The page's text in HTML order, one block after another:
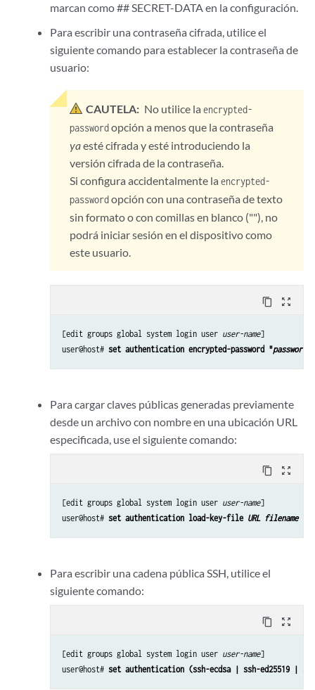
marcan como ## SECRET-DATA en la configuración.
Para escribir una contraseña cifrada, utilice el
siguiente comando para establecer la contraseña de
usuario:
CAUTELA: No utilice la encrypted-
passwordopción a menos que la contraseña
yaesté cifrada y esté introduciendo la
versión cifrada de la contraseña.
Si configura accidentalmente la encrypted-
passwordopción con una contraseña de texto
sin formato o con comillas en blanco (""), no
podrá iniciar sesión en el dispositivo como
este usuario.
content_copy zoom_out_map
[edit groups global system login user user-name]
user@host# set authentication encrypted-password "password
Para cargar claves públicas generadas previamente
desde un archivo con nombre en una ubicación URL
especificada, use el siguiente comando:
content_copy zoom_out_map
[edit groups global system login user user-name]
user@host# set authentication load-key-file URL filename
Para escribir una cadena pública SSH, utilice el
siguiente comando:
content_copy zoom_out_map
[edit groups global system login user user-name]
user@host# set authentication (ssh-ecdsa | ssh-ed25519 |